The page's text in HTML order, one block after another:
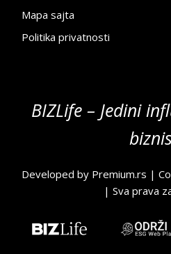
Mapa sajta
Politika privatnosti
BIZLife – Jedini
Developed by Premium.rs |
| Sva prava